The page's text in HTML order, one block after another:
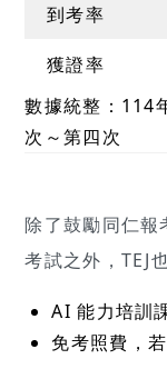
到考率
獲證率
數據統整：114
次～第四次
除了鼓勵同仁報
考試之外，TEJ
AI 能力培訓
免考照費，